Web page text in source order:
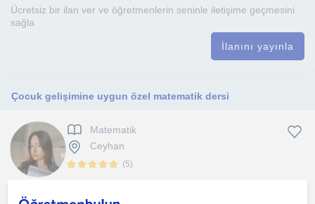
Ücretsiz bir ilan ver ve öğretmenlerin seninle iletişime geçmesini
sağla
İlanını yayınla
Çocuk gelişimine uygun özel matematik dersi
Matematik
Ceyhan
(5)
İhtiyaç Analizi ve Hedef Belirleme: Öncelikle, öğrencilerin